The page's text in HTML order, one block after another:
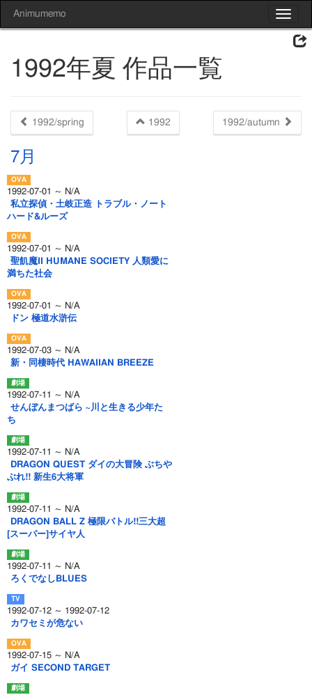
Toggle
Animumemo
1992年夏 作品一覧
1992/spring 1992 1992/autumn
7月
1992-07-01 ～ N/A
私立探偵・土岐正造 トラブル・ノート
ハード&ルーズ
1992-07-01 ～ N/A
聖飢魔II HUMANE SOCIETY 人類愛に
満ちた社会
1992-07-01 ～ N/A
ドン 極道水滸伝
1992-07-03 ～ N/A
新・同棲時代 HAWAIIAN BREEZE
1992-07-11 ～ N/A
せんぼんまつばら ~川と生きる少年た
ち
1992-07-11 ～ N/A
DRAGON QUEST ダイの大冒険 ぶちや
ぶれ!! 新生6大将軍
1992-07-11 ～ N/A
DRAGON BALL Z 極限バトル!!三大超
[スーパー]サイヤ人
1992-07-11 ～ N/A
ろくでなしBLUES
1992-07-12 ～ 1992-07-12
カワセミが危ない
1992-07-15 ～ N/A
ガイ SECOND TARGET